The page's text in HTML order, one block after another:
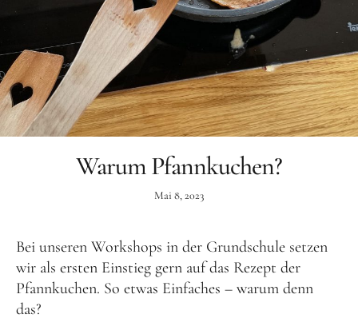
Aktuelles
Tipps für Kids
Rezepte
Für Schulen
Unser Beitrag zum Ernährungsführerschein
Projektwoche Planetary Health Diet
Winterzauber
Projekttag im KiKoMo
Warum Pfannkuchen?
Mai 8, 2023
Bei unseren Workshops in der Grundschule setzen
wir als ersten Einstieg gern auf das Rezept der
Pfannkuchen. So etwas Einfaches – warum denn
das?